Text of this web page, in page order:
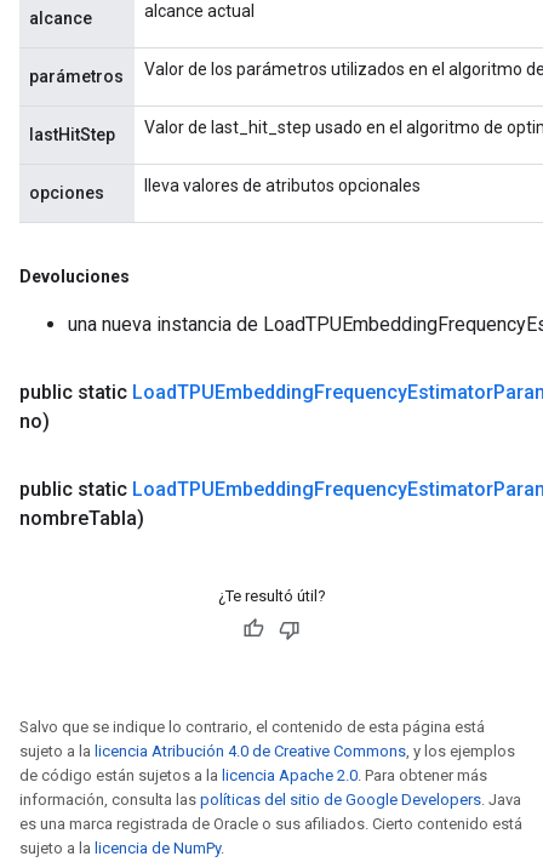
alcance alcance actual
parámetros Valor de los parámetros utilizados en el algoritmo
lastHitStep Valor de last_hit_step usado en el algoritmo de
opciones lleva valores de atributos opcionales
Devoluciones
una nueva instancia de
public static LoadTPUEmbeddingFrequencyEstimator
no)
public static LoadTPUEmbeddingFrequencyEstimator
nombreTabla)
¿Te resultó útil?
Salvo que se indique lo contrario, el contenido de esta página está
sujeto a la licencia Atribución 4.0 de Creative Commons, y los ejemplos
de código están sujetos a la licencia Apache 2.0. Para obtener más
información, consulta las políticas del sitio de Google Developers. Java
es una marca registrada de Oracle o sus afiliados. Cierto contenido está
sujeto a la licencia de NumPy.